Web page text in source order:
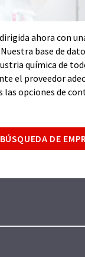
ahora con
base de
química de
el proveedor
las opciones de
DE